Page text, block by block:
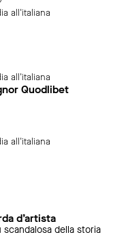
all'italiana
all'italiana
Quodlibet
all'italiana
d’artista
scandalosa della storia